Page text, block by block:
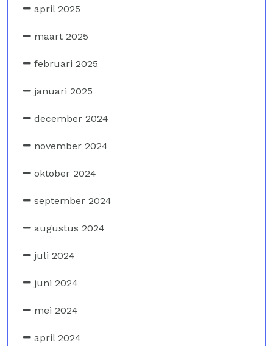
april 2025
maart 2025
februari 2025
januari 2025
december 2024
november 2024
oktober 2024
september 2024
augustus 2024
juli 2024
juni 2024
mei 2024
april 2024